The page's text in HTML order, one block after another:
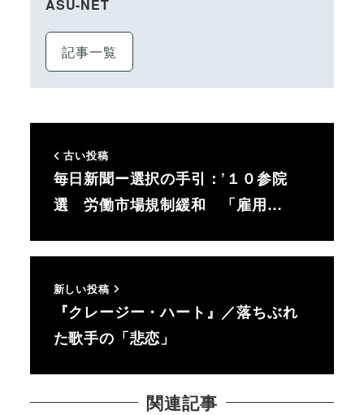
ASU-NET
記事一覧
古い投稿
毎日新聞ー選択の手引：’１０参院
選 労働市場規制緩和 「雇用…
新しい投稿
『クレージー・ハート』／落ちぶれ
た歌手の「悲恋」
関連記事